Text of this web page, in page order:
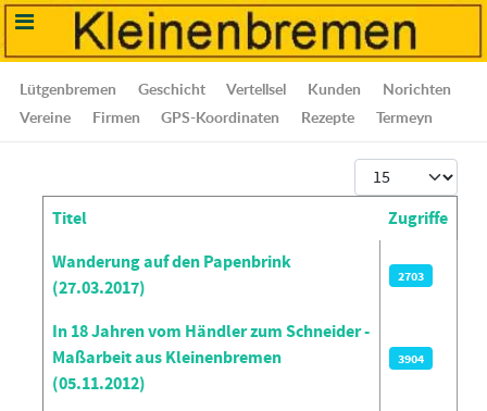
Lütgenbremen Geschicht Vertellsel Kunden
Norichten
Vereine
Firmen GPS-Koordinaten Rezepte Termeyn
Anzeige #
Beiträge
Titel Zugriffe
Wanderung auf den Papenbrink
(27.03.2017)
2703
In 18 Jahren vom Händler zum Schneider -
Maßarbeit aus Kleinenbremen
(05.11.2012)
3904